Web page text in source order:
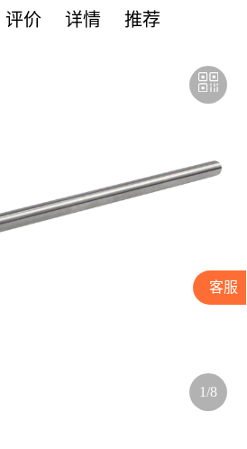
评价 详情 推荐
1/8
客服